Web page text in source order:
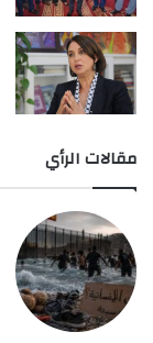
مقالات الرأي